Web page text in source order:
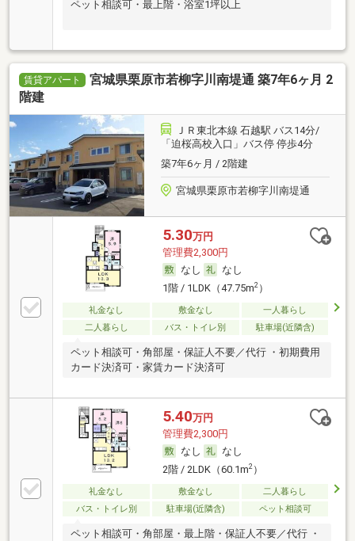
ペット相談可・最上階・浴室1坪以上
賃貸アパート
宮城県栗原市若柳字川南堤通 築7年6ヶ月 2
階建
ＪＲ東北本線 石越駅 バス14分/
「迫桜高校入口」バス停 停歩4分
築7年6ヶ月 / 2階建
宮城県栗原市若柳字川南堤通
5.30万円
管理費2,300円
なし
なし
1階 / 1LDK（47.75m2）
礼金なし 敷金なし
一人暮らし
二人暮らし
バス・トイレ別 駐車場(近隣含)
ペット相談可・角部屋・保証人不要／代行 ・初期費用
カード決済可・家賃カード決済可
5.40万円
管理費2,300円
なし
なし
2階 / 2LDK（60.1m2）
礼金なし 敷金なし
二人暮らし
バス・トイレ別
駐車場(近隣含) ペット相談可
ペット相談可・角部屋・最上階・保証人不要／代行 ・